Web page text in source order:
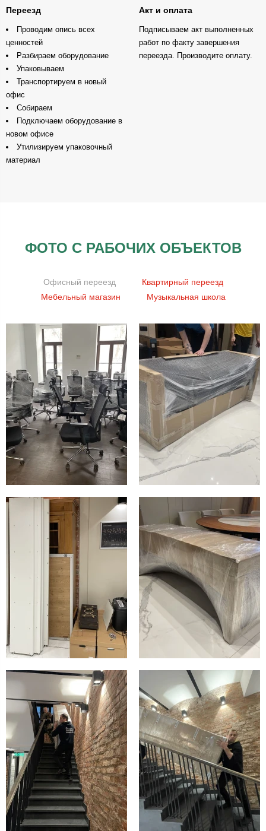
Переезд
Проводим опись всех
ценностей
Разбираем оборудование
Упаковываем
Транспортируем в новый
офис
Собираем
Подключаем оборудование в
новом офисе
Утилизируем упаковочный
материал
Акт и оплата
Подписываем акт выполненных
работ по факту завершения
переезда. Производите оплату.
ФОТО С РАБОЧИХ ОБЪЕКТОВ
Офисный переезд
Квартирный переезд
Мебельный магазин
Музыкальная школа